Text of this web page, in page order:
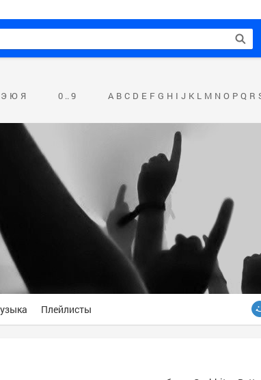
Э Ю Я 0 .. 9 A B C D E F G H I J K L M N O P Q R
Плейлисты